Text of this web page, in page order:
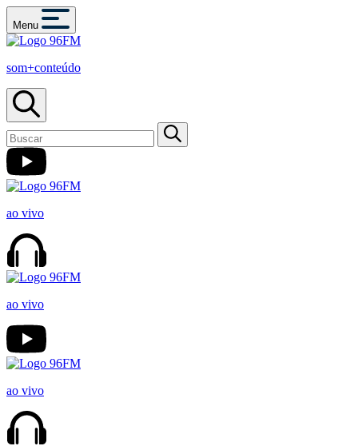
Menu
som+conteúdo
ao vivo
ao vivo
ao vivo